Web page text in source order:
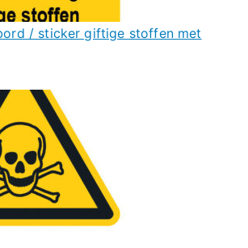
/ sticker giftige stoffen met